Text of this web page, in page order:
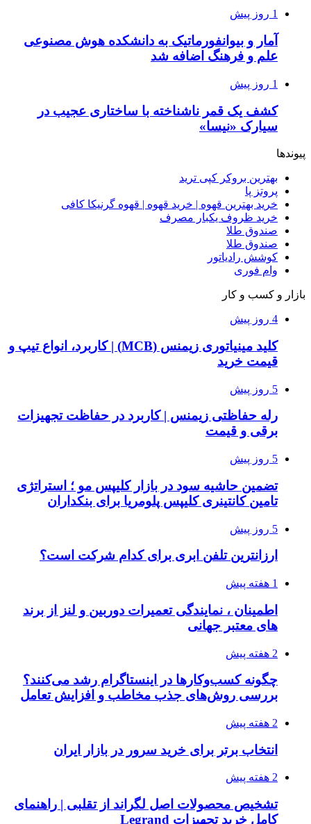
1 روز پیش
آمار و بیوانفورماتیک به دانشکده هوش مصنوعی
علم و فرهنگ اضافه شد
1 روز پیش
کشف یک قمر ناشناخته با ساختاری عجیب در
سیارک «نیسا»
پیوندها
بهترین بروکر کپی ترید
پروتز پا
خرید بهترین قهوه | خرید قهوه | قهوه گرنیکا کافی
خرید ظروف یکبار مصرف
صندوق طلا
صندوق طلا
کوشش رادیاتور
وام فوری
بازار و کسب و کار
4 روز پیش
کلید مینیاتوری زیمنس (MCB) | کاربرد، انواع تیپ و
قیمت خرید
5 روز پیش
رله حفاظتی زیمنس | کاربرد در حفاظت تجهیزات
برقی و قیمت
5 روز پیش
تضمین حاشیه سود در بازار کلیپس مو ؛ استراتژی
تامین کانتینری کلیپس پلومریا برای بنکداران
5 روز پیش
ارزانترین تلفن ابری برای کدام شرکت است؟
1 هفته پیش
اطمینان ، نمایندگی تعمیرات دوربین و لنز از برند
های معتبر جهانی
2 هفته پیش
چگونه کسب‌وکارها در اینستاگرام رشد می‌کنند؟
بررسی روش‌های جذب مخاطب و افزایش تعامل
2 هفته پیش
انتخاب برتر برای خرید سرور در بازار ایران
2 هفته پیش
تشخیص محصولات اصل لگراند از تقلبی | راهنمای
کامل خرید تجهیزات Legrand